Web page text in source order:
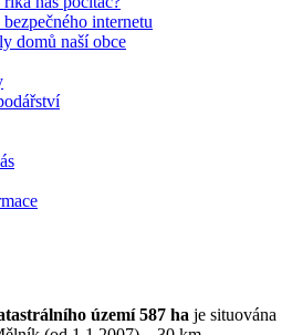
bezpečného internetu
domů naší obce
území 587 ha je situována